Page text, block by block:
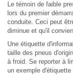
Le témoin de faible
lors du premier
conduite. Ceci peut
diminue et qu'il
Une étiquette
taille des pneus
à froid. Se reporter à
un exemple